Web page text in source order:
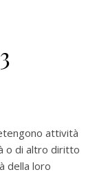
attività
o di altro diritto
della loro